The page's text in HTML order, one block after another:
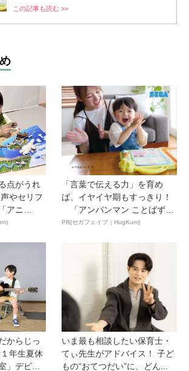
この記事も読む >>
点がうれ
やセリフ
アニ
「言葉で伝える力」を育め
ば、イヤイヤ期もすっきり！
「アンパンマン ことばずか
ん...
PR(セガフェイブ｜HugKum)
からじっ
年生夏休
」デビ
いま最も相談したい保育士・
てぃ先生がアドバイス！ 子ど
もの“おてつだい”に、どん...